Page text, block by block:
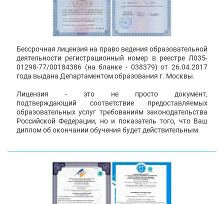
Бессрочная лицензия на право ведения образовательной
деятельности регистрационный номер в реестре Л035-
01298-77/00184386 (на бланке - 038379) от 26.04.2017
года выдана Департаментом образования г. Москвы.
Лицензия - это не просто документ,
подтверждающий соответствие предоставляемых
образовательных услуг требованиям законодательства
Российской Федерации, но и показатель того, что Ваш
диплом об окончании обучения будет действительным.